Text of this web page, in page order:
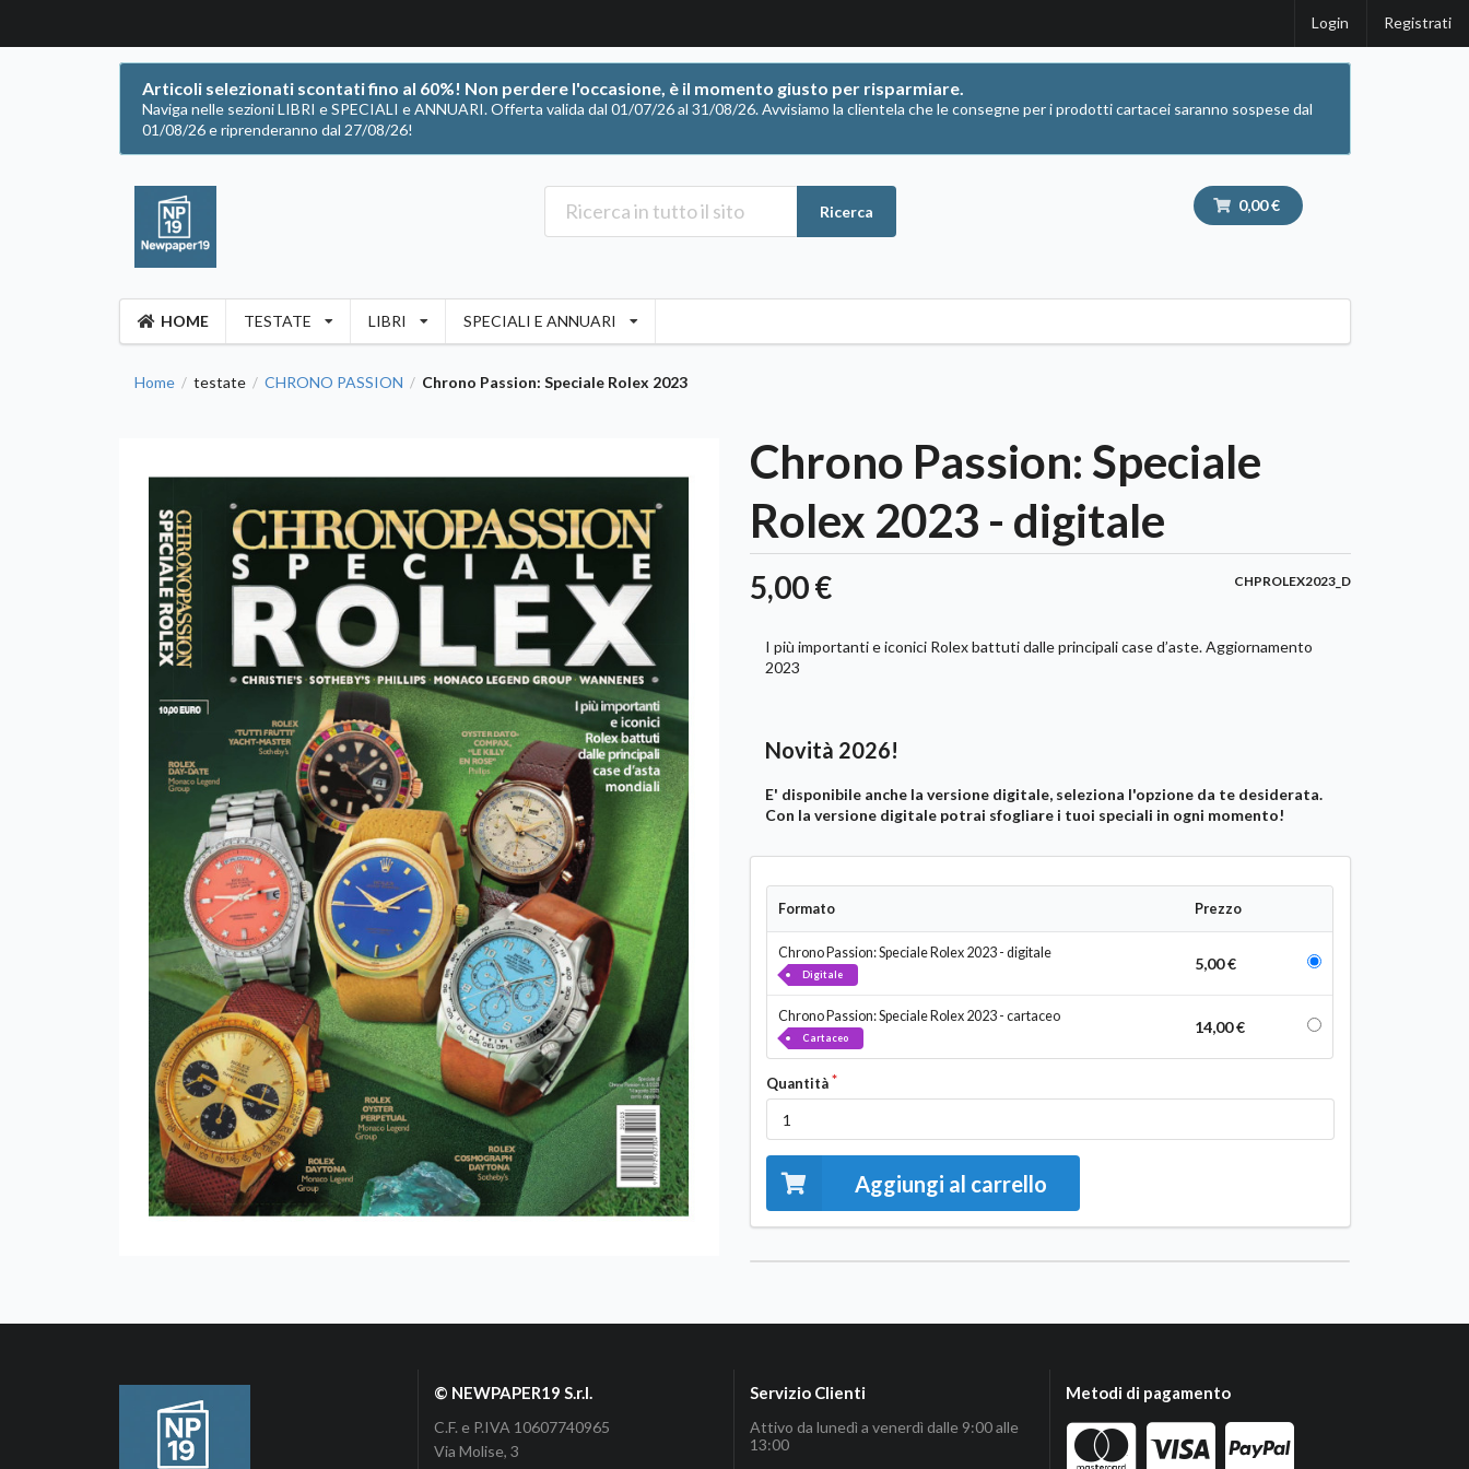
Login Registrati
Articoli selezionati scontati fino al 60%! Non perdere l'occasione, è il momento giusto per risparmiare.
Naviga nelle sezioni LIBRI e SPECIALI e ANNUARI. Offerta valida dal 01/07/26 al 31/08/26. Avvisiamo la clientela che le consegne per i prodotti cartacei saranno sospese dal
01/08/26 e riprenderanno dal 27/08/26!
Ricerca 0,00 €
HOME TESTATE LIBRI SPECIALI E ANNUARI
Home / testate / CHRONO PASSION / Chrono Passion: Speciale Rolex 2023
Chrono Passion: Speciale
Rolex 2023 - digitale
5,00 € CHPROLEX2023_D
I più importanti e iconici Rolex battuti dalle principali case d’aste. Aggiornamento
2023
Novità 2026!
E' disponibile anche la versione digitale, seleziona l'opzione da te desiderata.
Con la versione digitale potrai sfogliare i tuoi speciali in ogni momento!
Formato Prezzo
Chrono Passion: Speciale Rolex 2023 - digitale
Digitale
5,00 €
Chrono Passion: Speciale Rolex 2023 - cartaceo
Cartaceo
14,00 €
Quantità
Aggiungi al carrello
© NEWPAPER19 S.r.l.
C.F. e P.IVA 10607740965
Via Molise, 3
Servizio Clienti
Attivo da lunedì a venerdì dalle 9:00 alle
13:00
Metodi di pagamento